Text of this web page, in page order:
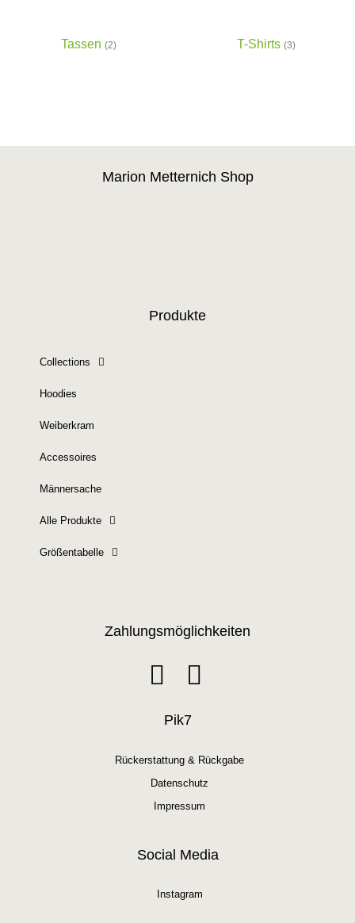
Tassen (2) T-Shirts (3)
Marion Metternich Shop
Produkte
Collections
Hoodies
Weiberkram
Accessoires
Männersache
Alle Produkte
Größentabelle
Zahlungsmöglichkeiten
Pik7
Rückerstattung & Rückgabe
Datenschutz
Impressum
Social Media
Instagram